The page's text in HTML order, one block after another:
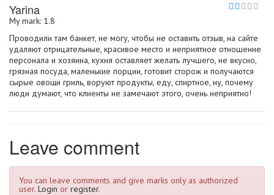
Yarina
My mark: 1.8
Проводили там банкет, не могу, чтобы не оставить отзыв, на сайте
удаляют отрицательные, красивое место и неприятное отношение
персонала и хозяина, кухня оставляет желать лучшего, не вкусно,
грязная посуда, маленькие порции, готовит сторож и получаются
сырые овощи гриль, воруют продукты, еду, спиртное, ну, почему
люди думают, что клиенты не замечают этого, очень неприятно!
Leave comment
You can leave comments and give marks only as authorized
user. Login or register.